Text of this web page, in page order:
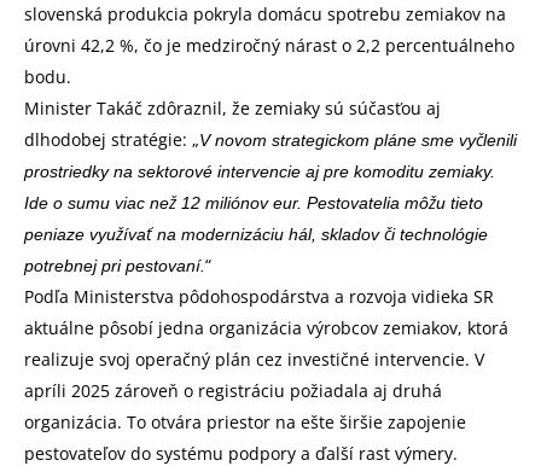
slovenská produkcia pokryla domácu spotrebu zemiakov na
úrovni 42,2 %, čo je medziročný nárast o 2,2 percentuálneho
bodu.
Minister Takáč zdôraznil, že zemiaky sú súčasťou aj
dlhodobej stratégie: „V novom strategickom pláne sme vyčlenili
prostriedky na sektorové intervencie aj pre komoditu zemiaky.
Ide o sumu viac než 12 miliónov eur. Pestovatelia môžu tieto
peniaze využívať na modernizáciu hál, skladov či technológie
potrebnej pri pestovaní.“
Podľa Ministerstva pôdohospodárstva a rozvoja vidieka SR
aktuálne pôsobí jedna organizácia výrobcov zemiakov, ktorá
realizuje svoj operačný plán cez investičné intervencie. V
apríli 2025 zároveň o registráciu požiadala aj druhá
organizácia. To otvára priestor na ešte širšie zapojenie
pestovateľov do systému podpory a ďalší rast výmery.